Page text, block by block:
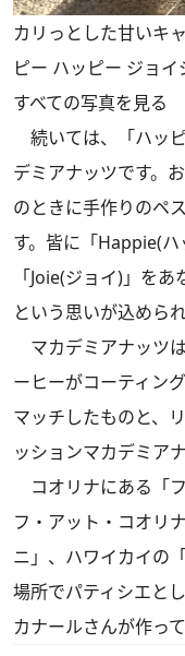
カリっとした甘いキ
ピー ハッピー ジョイ
すべての写真を見る
続いては、「ハッ
デミアナッツです。
のときに手作りのペ
す。皆に「Happie(
「Joie(ジョイ)」を
という思いが込めら
マカデミアナッツ
ーヒーがコーティン
マッチしたものと、
ッションマカデミア
コオリナにある「
フ・アット・コオリ
ニ」、ハワイカイの
場所でパティシエと
カナールさんが作って